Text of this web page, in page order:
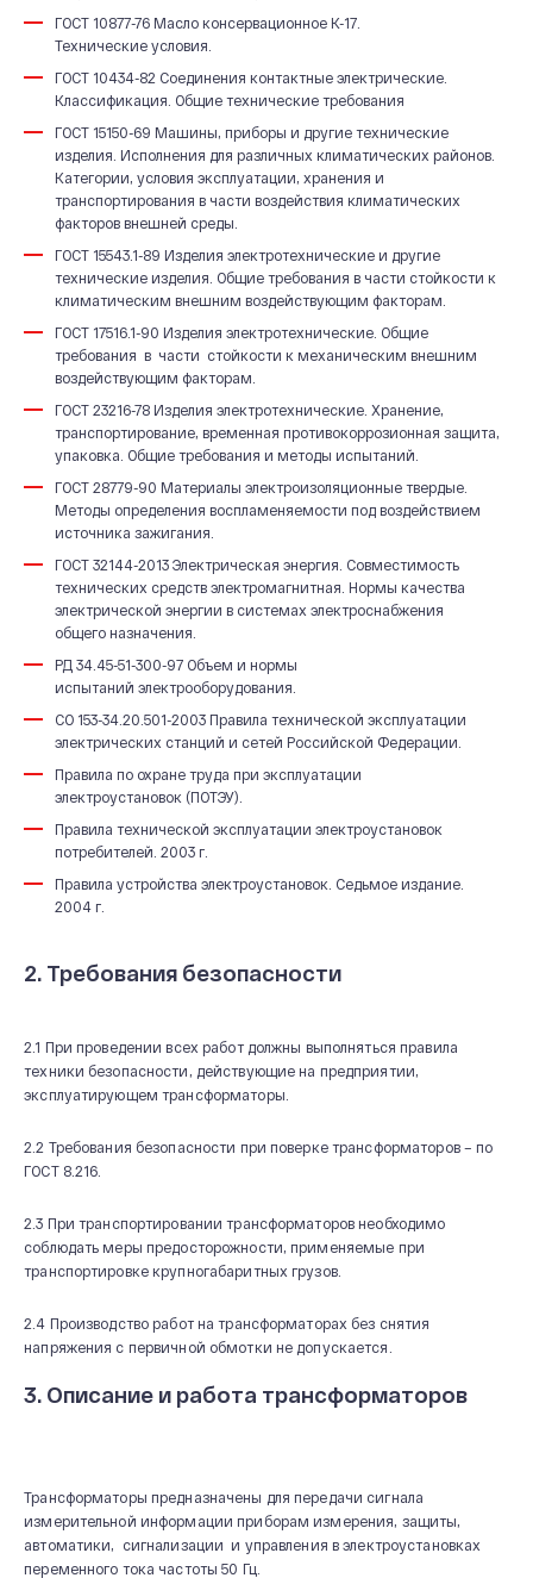
История
Производство
ГОСТ 10877-76 Масло консервационное К-17.
Технические условия.
ГОСТ 10434-82 Соединения контактные электрические.
Классификация. Общие технические требования
ГОСТ 15150-69 Машины, приборы и другие технические
изделия. Исполнения для различных климатических районов.
Категории, условия эксплуатации, хранения и
транспортирования в части воздействия климатических
факторов внешней среды.
ГОСТ 15543.1-89 Изделия электротехнические и другие
технические изделия. Общие требования в части стойкости к
климатическим внешним воздействующим факторам.
ГОСТ 17516.1-90 Изделия электротехнические. Общие
требования в части стойкости к механическим внешним
воздействующим факторам.
ГОСТ 23216-78 Изделия электротехнические. Хранение,
транспортирование, временная противокоррозионная защита,
упаковка. Общие требования и методы испытаний.
ГОСТ 28779-90 Материалы электроизоляционные твердые.
Методы определения воспламеняемости под воздействием
источника зажигания.
ГОСТ 32144-2013 Электрическая энергия. Совместимость
технических средств электромагнитная. Нормы качества
электрической энергии в системах электроснабжения
общего назначения.
РД 34.45-51-300-97 Объем и нормы
испытаний электрооборудования.
СО 153-34.20.501-2003 Правила технической эксплуатации
электрических станций и сетей Российской Федерации.
Правила по охране труда при эксплуатации
электроустановок (ПОТЭУ).
Правила технической эксплуатации электроустановок
потребителей. 2003 г.
Правила устройства электроустановок. Седьмое издание.
2004 г.
2. Требования безопасности
2.1 При проведении всех работ должны выполняться правила
техники безопасности, действующие на предприятии,
эксплуатирующем трансформаторы.
2.2 Требования безопасности при поверке трансформаторов – по
ГОСТ 8.216.
2.3 При транспортировании трансформаторов необходимо
соблюдать меры предосторожности, применяемые при
транспортировке крупногабаритных грузов.
2.4 Производство работ на трансформаторах без снятия
напряжения с первичной обмотки не допускается.
3. Описание и работа трансформаторов
Трансформаторы предназначены для передачи сигнала
измерительной информации приборам измерения, защиты,
автоматики, сигнализации и управления в электроустановках
переменного тока частоты 50 Гц.